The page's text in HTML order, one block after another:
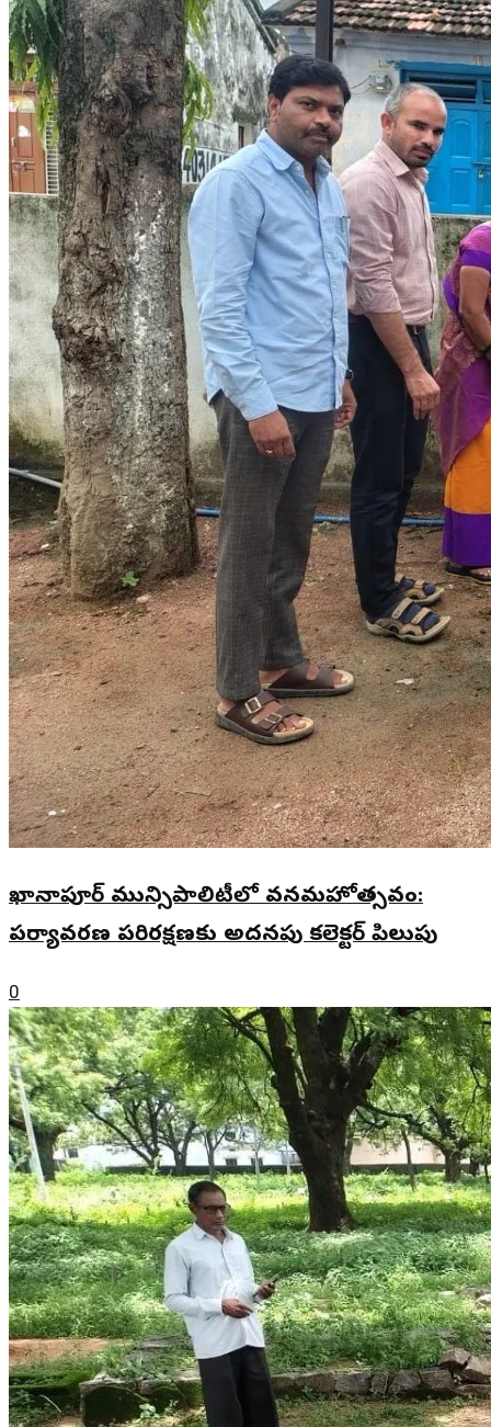
ఖానాపూర్ మున్సిపాలిటీలో వనమహోత్సవం:
పర్యావరణ పరిరక్షణకు అదనపు కలెక్టర్ పిలుపు
0